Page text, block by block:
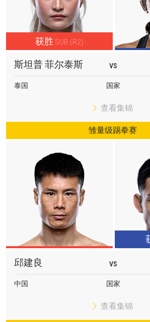
获胜 SUB (R2)
斯坦普 菲尔泰斯 VS
泰国 国家
查看集锦
雏量级踢拳赛
邱建良 VS
中国 国家
查看集锦
赛事
查看集锦
浏览了解更多
在任何地域观看ONE冠军赛，现在
邮箱
名字
提交此表格签署弹出免责声明，即
您可以随时取消订阅这些